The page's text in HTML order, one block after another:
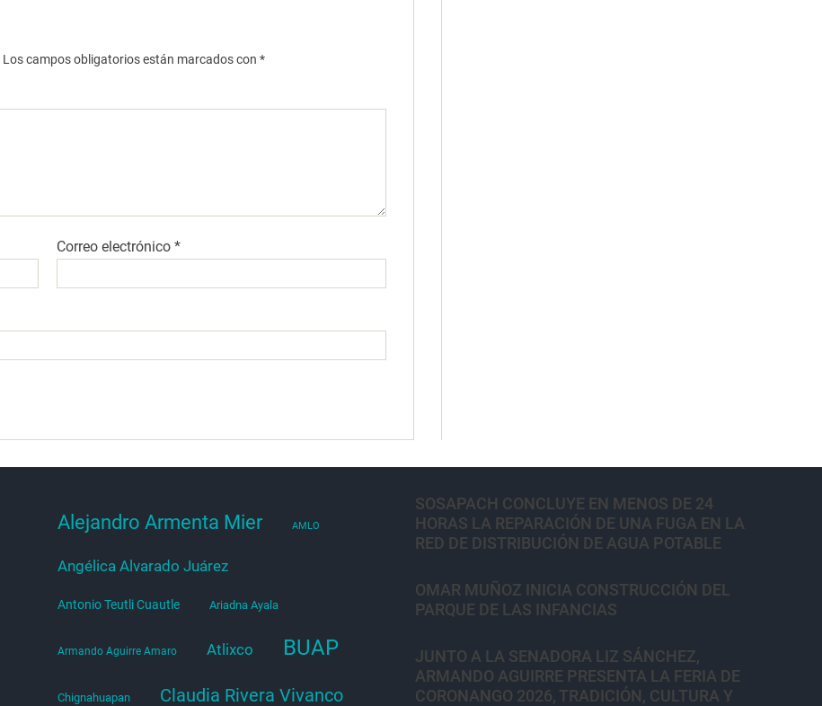
Los campos obligatorios están marcados con *
Correo electrónico*
Alejandro Armenta Mier AMLO
Angélica Alvarado Juárez
Antonio Teutli Cuautle Ariadna Ayala
Armando Aguirre Amaro Atlixco BUAP
Chignahuapan Claudia Rivera Vivanco
SOSAPACH CONCLUYE EN MENOS DE 24
HORAS LA REPARACIÓN DE UNA FUGA EN LA
RED DE DISTRIBUCIÓN DE AGUA POTABLE
OMAR MUÑOZ INICIA CONSTRUCCIÓN DEL
PARQUE DE LAS INFANCIAS
JUNTO A LA SENADORA LIZ SÁNCHEZ,
ARMANDO AGUIRRE PRESENTA LA FERIA DE
CORONANGO 2026, TRADICIÓN, CULTURA Y